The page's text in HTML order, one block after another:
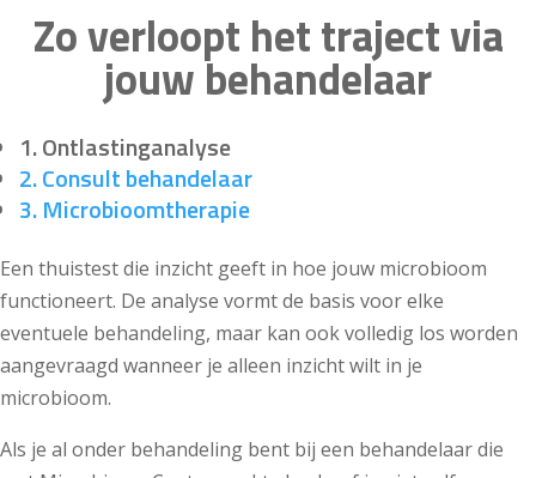
Zo verloopt het traject via
jouw behandelaar
1. Ontlastinganalyse
2. Consult behandelaar
3. Microbioomtherapie
Een thuistest die inzicht geeft in hoe jouw microbioom
functioneert. De analyse vormt de basis voor elke
eventuele behandeling, maar kan ook volledig los worden
aangevraagd wanneer je alleen inzicht wilt in je
microbioom.
Als je al onder behandeling bent bij een behandelaar die